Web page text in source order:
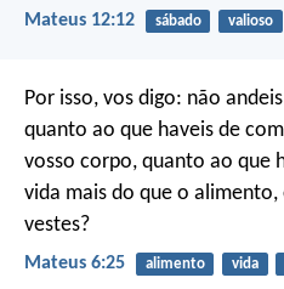
Mateus 12:12 sábado valioso
Por isso, vos digo: não
quanto ao que haveis de
vosso corpo, quanto ao que
vida mais do que o
vestes?
Mateus 6:25 alimento vida